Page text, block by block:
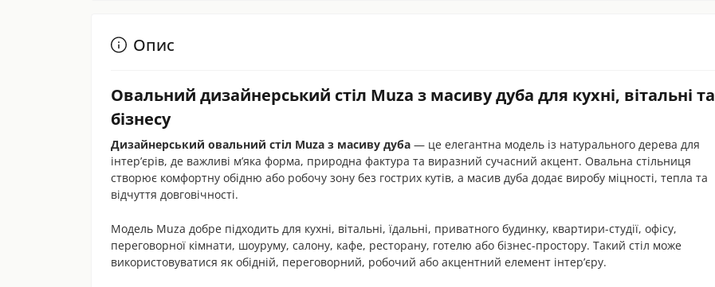
Опис
Овальний дизайнерський стіл Muza з масиву дуба для кухні, вітальні та
бізнесу
Дизайнерський овальний стіл Muza з масиву дуба — це елегантна модель із натурального дерева для
інтер’єрів, де важливі м’яка форма, природна фактура та виразний сучасний акцент. Овальна стільниця
створює комфортну обідню або робочу зону без гострих кутів, а масив дуба додає виробу міцності, тепла та
відчуття довговічності.
Модель Muza добре підходить для кухні, вітальні, їдальні, приватного будинку, квартири-студії, офісу,
переговорної кімнати, шоуруму, салону, кафе, ресторану, готелю або бізнес-простору. Такий стіл може
використовуватися як обідній, переговорний, робочий або акцентний елемент інтер’єру.